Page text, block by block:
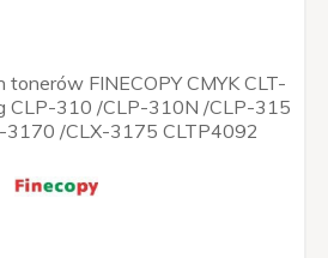
tonerów FINECOPY CMYK CLT-
CLP-310 /CLP-310N /CLP-315
3170 /CLX-3175 CLTP4092